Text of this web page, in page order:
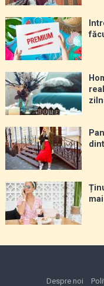
Despre noi